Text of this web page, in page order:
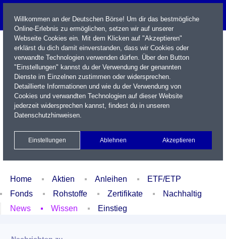
Name / WKN / ISIN / Kürzel
Xetra Realtime
Watchlist Portfolio Login
Home Aktien Anleihen
ETF/ETP
Fonds
Rohstoffe Zertifikate
Nachhaltig
News
Wissen Einstieg
Willkommen an der Deutschen Börse! Um dir das bestmögliche
Online-Erlebnis zu ermöglichen, setzen wir auf unserer
Webseite Cookies ein. Mit dem Klicken auf "Akzeptieren"
erklärst du dich damit einverstanden, dass wir Cookies oder
verwandte Technologien verwenden dürfen. Über den Button
"Einstellungen" kannst du der Verwendung der genannten
Dienste im Einzelnen zustimmen oder widersprechen.
Detaillierte Informationen und wie du der Verwendung von
Cookies und verwandten Technologien auf dieser Website
jederzeit widersprechen kannst, findest du in unseren
Datenschutzhinweisen.
Einstellungen Ablehnen Akzeptieren